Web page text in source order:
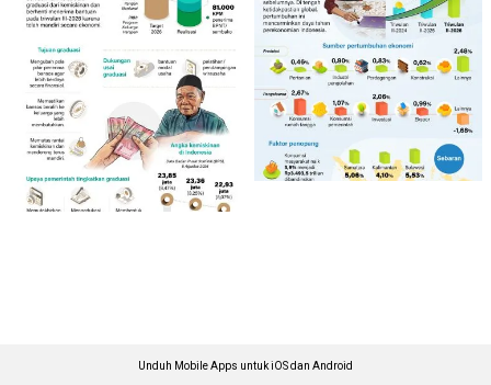
Unduh Mobile Apps untuk iOS dan Android